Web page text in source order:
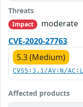
Threats
Impact
moderate
CVE-2020-27763
5.3 (Medium)
CVSS:3.1/AV:N/
Affected products